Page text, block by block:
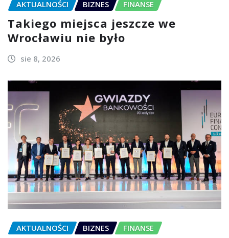
AKTUALNOŚCI BIZNES FINANSE
Takiego miejsca jeszcze we
Wrocławiu nie było
sie 8, 2026
AKTUALNOŚCI BIZNES FINANSE